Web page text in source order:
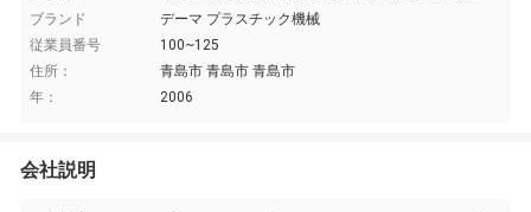
ブランド
デーマ プラスチック機械
従業員番号
100~125
住所：
青島市 青島市 青島市
年：
2006
会社説明